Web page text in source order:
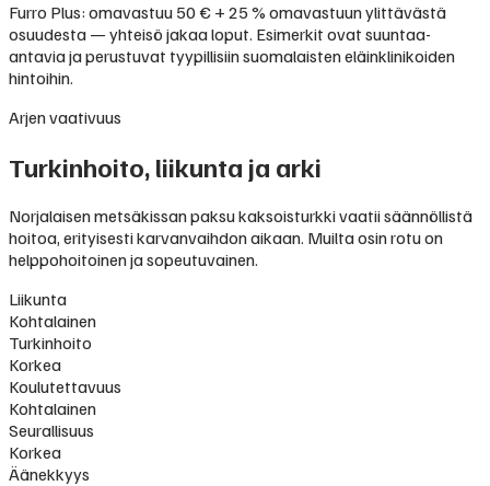
Furro Plus: omavastuu 50 € + 25 % omavastuun ylittävästä
osuudesta — yhteisö jakaa loput. Esimerkit ovat suuntaa-
antavia ja perustuvat tyypillisiin suomalaisten eläinklinikoiden
hintoihin.
Arjen vaativuus
Turkinhoito, liikunta ja arki
Norjalaisen metsäkissan paksu kaksoisturkki vaatii säännöllistä
hoitoa, erityisesti karvanvaihdon aikaan. Muilta osin rotu on
helppohoitoinen ja sopeutuvainen.
Liikunta
Kohtalainen
Turkinhoito
Korkea
Koulutettavuus
Kohtalainen
Seurallisuus
Korkea
Äänekkyys